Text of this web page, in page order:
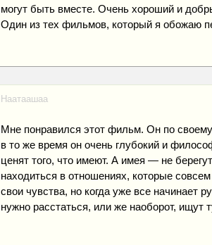
могут быть вместе. Очень хороший и
Один из тех фильмов, который я обожаю
Наатаашаа
Мне понравился этот фильм. Он по
в то же время он очень глубокий и
ценят того, что имеют. А имея — не
находиться в отношениях, которые
свои чувства, но когда уже все начинает
нужно расстаться, или же наоборот, ищут